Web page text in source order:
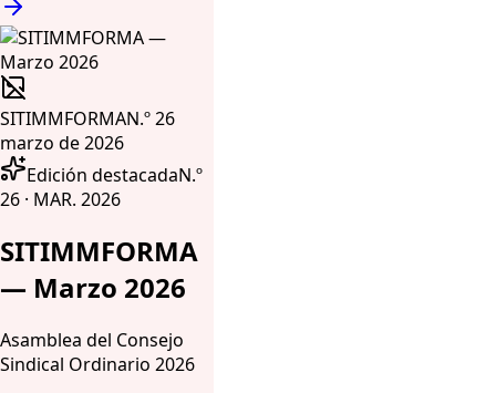
SITIMMFORMAN.º 26
marzo de 2026
Edición destacadaN.º
26 · MAR. 2026
SITIMMFORMA
— Marzo 2026
Asamblea del Consejo
Sindical Ordinario 2026